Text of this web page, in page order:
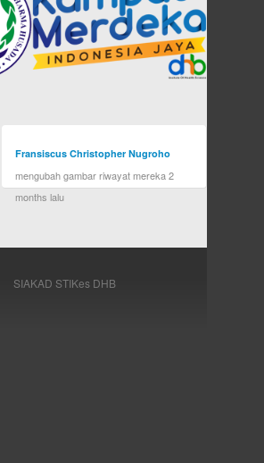
Fransiscus Christopher Nugroho
mengubah gambar riwayat mereka2
months lalu
SIAKAD STIKes DHB